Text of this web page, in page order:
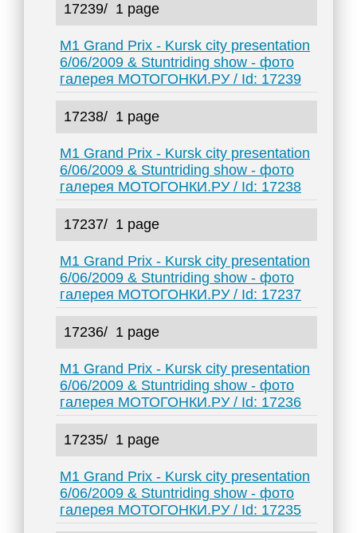
17239/ 1 page
M1 Grand Prix - Kursk city presentation
6/06/2009 & Stuntriding show - фото
галерея МОТОГОНКИ.РУ / Id: 17239
17238/ 1 page
M1 Grand Prix - Kursk city presentation
6/06/2009 & Stuntriding show - фото
галерея МОТОГОНКИ.РУ / Id: 17238
17237/ 1 page
M1 Grand Prix - Kursk city presentation
6/06/2009 & Stuntriding show - фото
галерея МОТОГОНКИ.РУ / Id: 17237
17236/ 1 page
M1 Grand Prix - Kursk city presentation
6/06/2009 & Stuntriding show - фото
галерея МОТОГОНКИ.РУ / Id: 17236
17235/ 1 page
M1 Grand Prix - Kursk city presentation
6/06/2009 & Stuntriding show - фото
галерея МОТОГОНКИ.РУ / Id: 17235